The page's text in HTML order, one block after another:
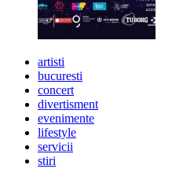
artisti
bucuresti
concert
divertisment
evenimente
lifestyle
servicii
stiri